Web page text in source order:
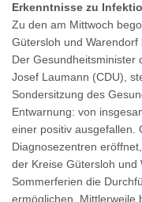
Erkenntnisse zu
Zu den am Mittwoch
Gütersloh und Warendorf
Der Gesundheitsminister
Josef Laumann (CDU),
Sondersitzung des
Entwarnung: von
einer positiv ausgefallen.
Diagnosezentren
der Kreise Gütersloh und
Sommerferien die
ermöglichen. Mittlerweile